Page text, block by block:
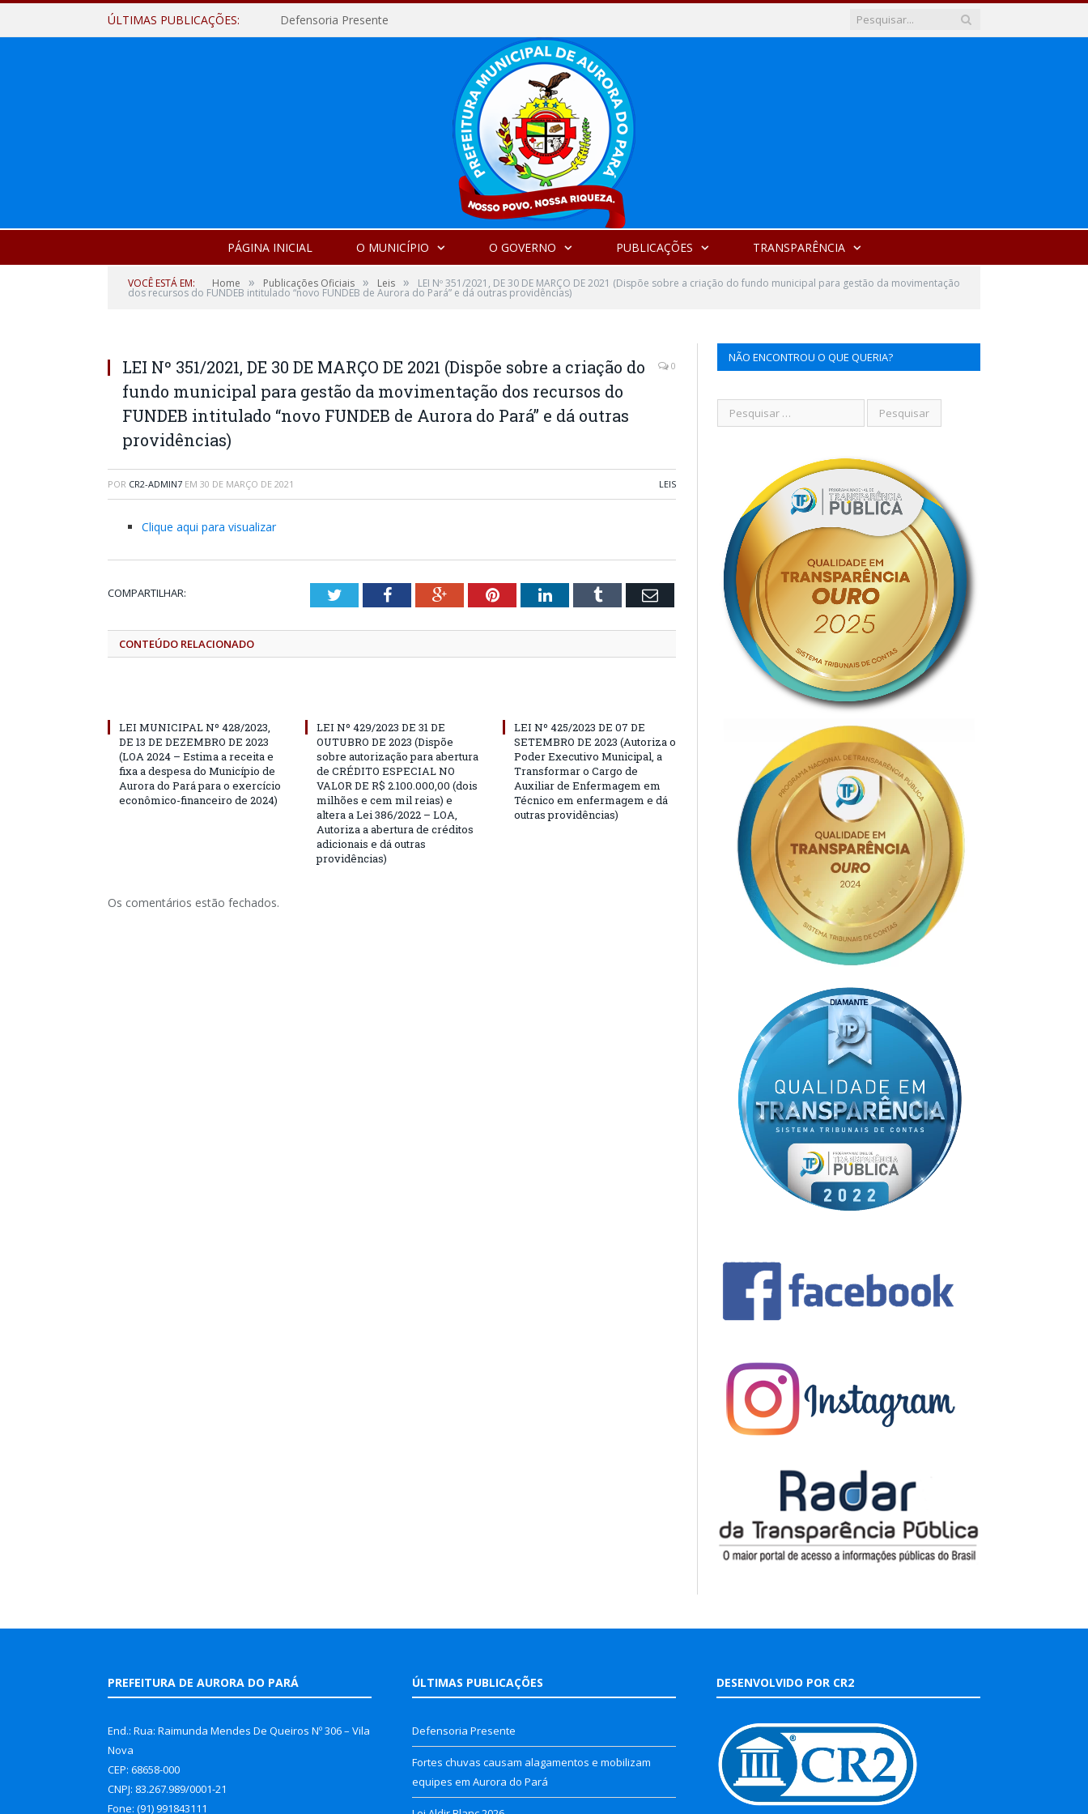
ÚLTIMAS PUBLICAÇÕES: Defensoria Presente
PÁGINA INICIAL O MUNICÍPIO O GOVERNO PUBLICAÇÕES TRANSPARÊNCIA
VOCÊ ESTÁ EM: Home » Publicações Oficiais » Leis » LEI Nº 351/2021, DE 30 DE MARÇO DE 2021 (Dispõe sobre a criação do fundo municipal para gestão da movimentação
dos recursos do FUNDEB intitulado “novo FUNDEB de Aurora do Pará” e dá outras providências)
LEI Nº 351/2021, DE 30 DE MARÇO DE 2021 (Dispõe sobre a criação do
fundo municipal para gestão da movimentação dos recursos do
FUNDEB intitulado “novo FUNDEB de Aurora do Pará” e dá outras
providências)
0
POR CR2-ADMIN7 EM 30 DE MARÇO DE 2021 LEIS
Clique aqui para visualizar
COMPARTILHAR: TwitterFacebookGoogle+PinterestLinkedInTumblr Email
CONTEÚDO RELACIONADO
LEI MUNICIPAL Nº 428/2023,
DE 13 DE DEZEMBRO DE 2023
(LOA 2024 – Estima a receita e
fixa a despesa do Município de
Aurora do Pará para o exercício
econômico-financeiro de 2024)
LEI Nº 429/2023 DE 31 DE
OUTUBRO DE 2023 (Dispõe
sobre autorização para abertura
de CRÉDITO ESPECIAL NO
VALOR DE R$ 2.100.000,00 (dois
milhões e cem mil reias) e
altera a Lei 386/2022 – LOA,
Autoriza a abertura de créditos
adicionais e dá outras
providências)
LEI Nº 425/2023 DE 07 DE
SETEMBRO DE 2023 (Autoriza o
Poder Executivo Municipal, a
Transformar o Cargo de
Auxiliar de Enfermagem em
Técnico em enfermagem e dá
outras providências)
Os comentários estão fechados.
NÃO ENCONTROU O QUE QUERIA?
PREFEITURA DE AURORA DO PARÁ
End.: Rua: Raimunda Mendes De Queiros Nº 306 – Vila
Nova
CEP: 68658-000
CNPJ: 83.267.989/0001-21
Fone: (91) 991843111
ÚLTIMAS PUBLICAÇÕES
Defensoria Presente
Fortes chuvas causam alagamentos e mobilizam
equipes em Aurora do Pará
DESENVOLVIDO POR CR2